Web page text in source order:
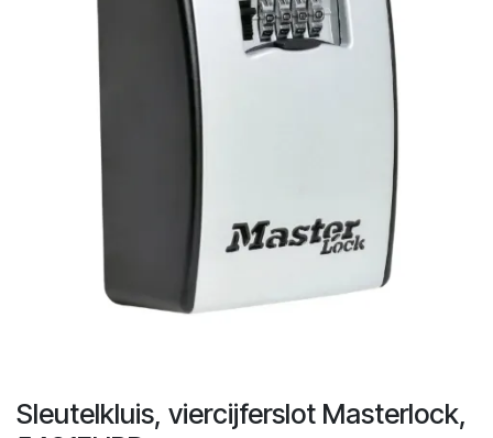
Sleutelkluis, viercijferslot Masterlock,